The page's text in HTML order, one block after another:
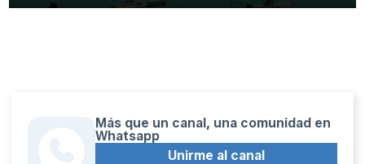
Más que un canal, una comunidad en
Whatsapp
Unirme al canal